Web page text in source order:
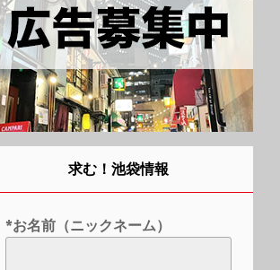
求む！池袋情報
*お名前（ニックネーム）